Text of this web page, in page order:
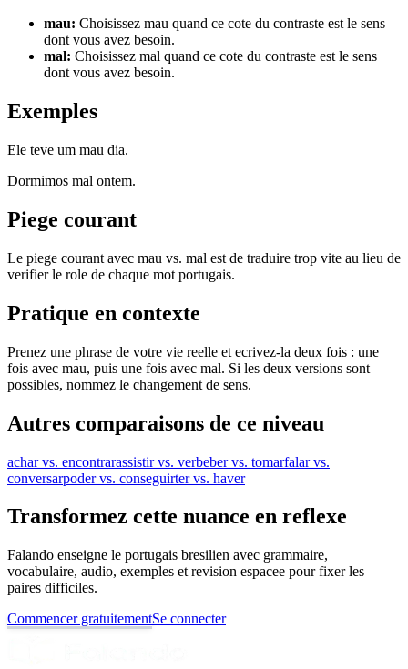
mau: Choisissez mau quand ce cote du contraste est le sens
dont vous avez besoin.
mal: Choisissez mal quand ce cote du contraste est le sens
dont vous avez besoin.
Exemples
Ele teve um mau dia.
Dormimos mal ontem.
Piege courant
Le piege courant avec mau vs. mal est de traduire trop vite au lieu de
verifier le role de chaque mot portugais.
Pratique en contexte
Prenez une phrase de votre vie reelle et ecrivez-la deux fois : une
fois avec mau, puis une fois avec mal. Si les deux versions sont
possibles, nommez le changement de sens.
Autres comparaisons de ce niveau
achar vs. encontrarassistir vs. verbeber vs. tomarfalar vs.
conversarpoder vs. conseguirter vs. haver
Transformez cette nuance en reflexe
Falando enseigne le portugais bresilien avec grammaire,
vocabulaire, audio, exemples et revision espacee pour fixer les
paires difficiles.
Commencer gratuitementSe connecter